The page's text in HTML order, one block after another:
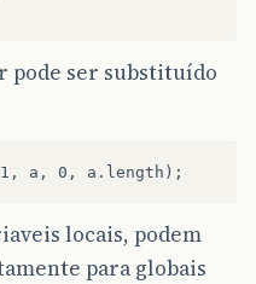
pode ser substituído
locais, podem
para globais